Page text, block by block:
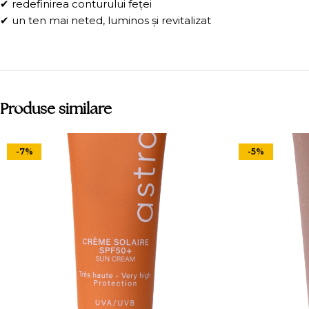
✔ redefinirea conturului feței
✔ un ten mai neted, luminos și revitalizat
Produse similare
-7% -5%